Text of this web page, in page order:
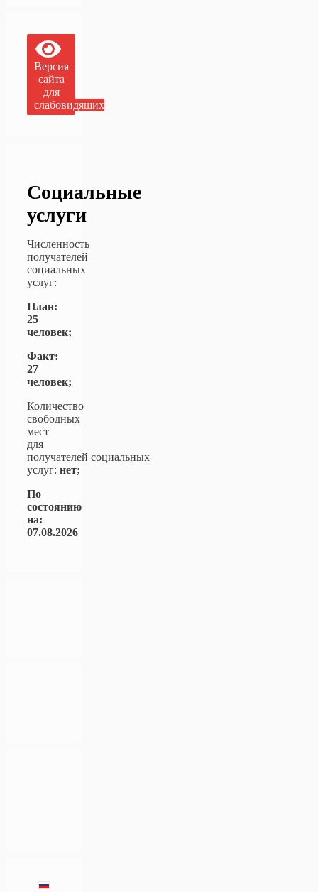
Версия
сайта
для
слабовидящих
Социальные
услуги
Численность
получателей
социальных
услуг:
План:
25
человек;
Факт:
27
человек;
Количество
свободных
мест
для
получателей социальных
услуг: нет;
По
состоянию
на:
07.08.2026